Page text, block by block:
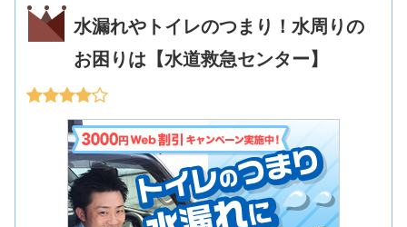
水漏れやトイレのつまり！水周りの
お困りは【水道救急センター】